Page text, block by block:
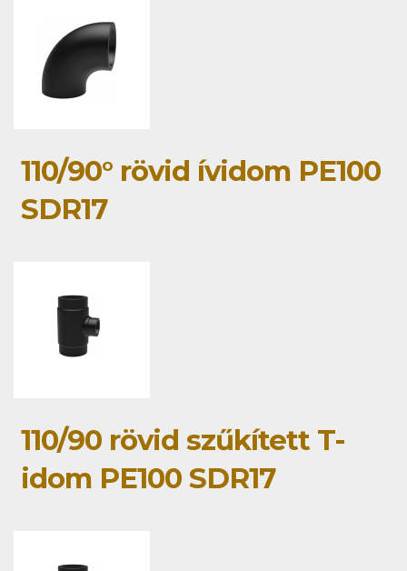
110/90° rövid ívidom PE100
SDR17
110/90 rövid szűkített T-
idom PE100 SDR17